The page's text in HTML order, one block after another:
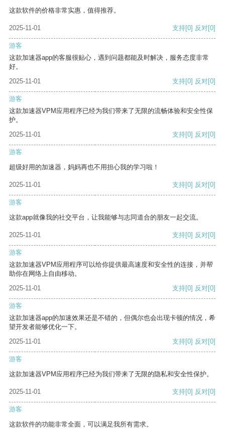
这款软件的价格非常实惠，值得推荐。
2025-11-01 支持[0] 反对[0]
游客
这款加速器app的客服很贴心，遇到问题都能及时解决，服务态度非常
好。
2025-11-01
支持[0] 反对[0]
游客
这款加速器VPM应用程序已经为我们带来了无限的流畅体验和安全性保
护。
2025-11-01
支持[0] 反对[0]
游客
超级好用的加速器，妈妈再也不用担心我的学习啦！
2025-11-01 支持[0] 反对[0]
游客
这款app就像我的社交平台，让我能够与志同道合的朋友一起交流。
2025-11-01 支持[0] 反对[0]
游客
这款加速器VPM应用程序可以给你提供最高速度和安全性的连接，并帮
助你在网络上自由移动。
2025-11-01
支持[0] 反对[0]
游客
这款加速器app的加速效果还是不错的，但偶尔也会出现卡顿的情况，希
望开发者能够优化一下。
2025-11-01
支持[0] 反对[0]
游客
这款加速器VPM应用程序已经为我们带来了无限的隐私和安全性保护。
2025-11-01 支持[0] 反对[0]
游客
这款软件的功能非常全面，可以满足我所有需求。